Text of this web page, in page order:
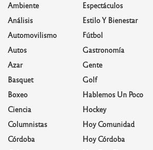
Ambiente
Análisis
Automovilismo
Autos
Azar
Basquet
Boxeo
Ciencia
Columnistas
Córdoba
Espectáculos
Estilo Y Bienestar
Fútbol
Gastronomía
Gente
Golf
Hablemos Un Poco
Hockey
Hoy Comunidad
Hoy Córdoba